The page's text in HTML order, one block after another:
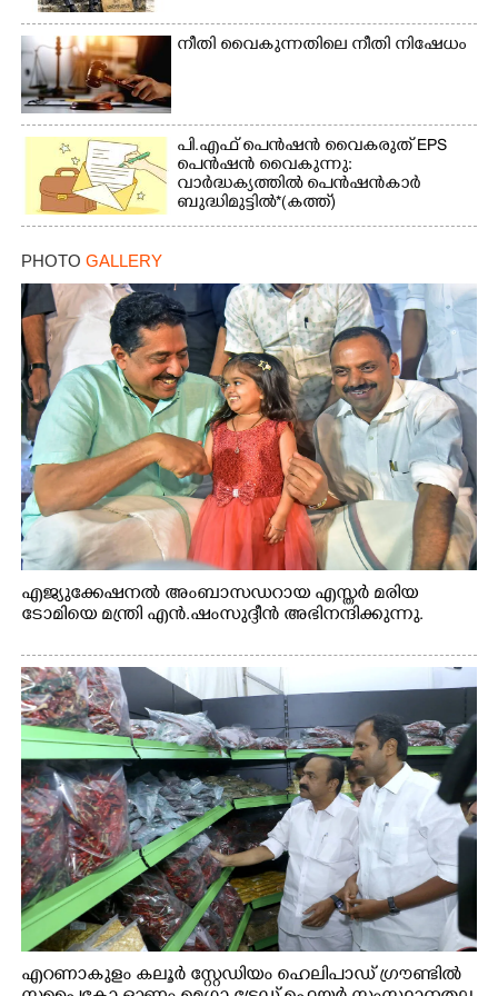
നീതി വൈകുന്നതിലെ നീതി നിഷേധം
പി.എഫ് പെൻഷൻ വൈകരുത് EPS
പെൻഷൻ വൈകുന്നു:
വാർദ്ധക്യത്തിൽ പെൻഷൻകാർ
ബുദ്ധിമുട്ടിൽ*(കത്ത്)
PHOTO GALLERY
എജ്യുക്കേഷനൽ അംബാസഡറായ എസ്തർ മരിയ
ടോമിയെ മന്ത്രി എൻ.ഷംസുദ്ദീൻ അഭിനന്ദിക്കുന്നു.
എറണാകുളം കലൂർ സ്റ്റേഡിയം ഹെലിപാഡ് ഗ്രൗണ്ടിൽ